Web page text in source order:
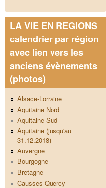
LA VIE EN REGIONS
calendrier par région
avec lien vers les
anciens évènements
(photos)
Alsace-Lorraine
Aquitaine Nord
Aquitaine Sud
Aquitaine (jusqu'au
31.12.2018)
Auvergne
Bourgogne
Bretagne
Causses-Quercy